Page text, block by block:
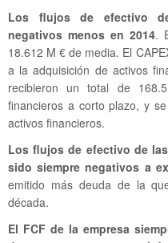
Los flujos de efectivo
negativos menos en 2014.
18.612 M € de media. El
a la adquisición de activos
recibieron un total de
financieros a corto plazo, y
activos financieros.
Los flujos de efectivo de
sido siempre negativos a
emitido más deuda de la
década.
El FCF de la empresa